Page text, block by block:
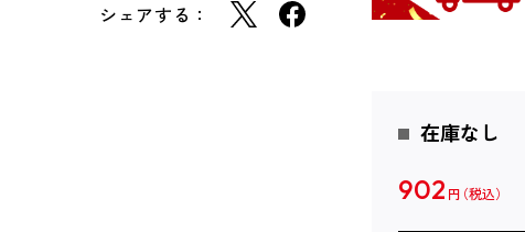
シェアする：
在庫なし
902 円